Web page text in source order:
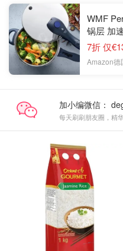
WMF
锅层 加
7折 仅
Amazon德
加小编微信：
每天刷刷朋友圈，精